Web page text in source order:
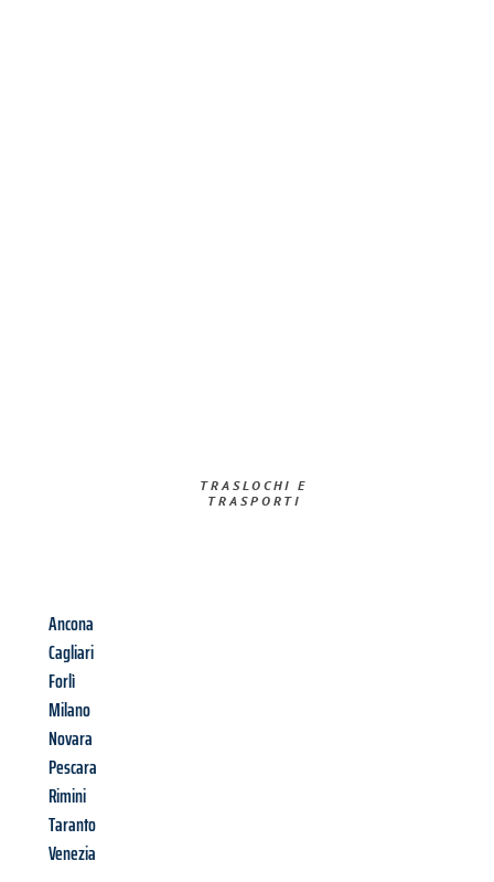
TRASLOCHI E
TRASPORTI​
Ancona
Cagliari
Forlì
Milano
Novara
Pescara
Rimini
Taranto
Venezia